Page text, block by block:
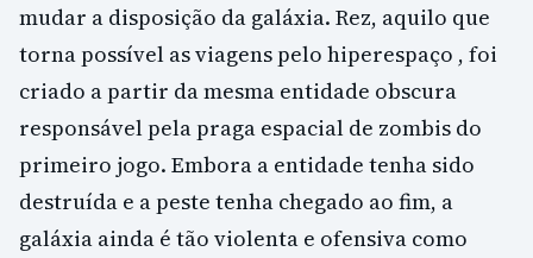
mudar a disposição da galáxia. Rez, aquilo que
torna possível as viagens pelo hiperespaço , foi
criado a partir da mesma entidade obscura
responsável pela praga espacial de zombis do
primeiro jogo. Embora a entidade tenha sido
destruída e a peste tenha chegado ao fim, a
galáxia ainda é tão violenta e ofensiva como